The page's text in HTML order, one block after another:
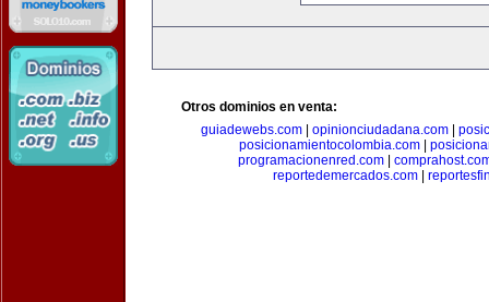
Otros dominios en venta:
guiadewebs.com
opinionciudadana.com
posicionamientocolombia.com|
programacionenred.com
reportedemercados.com|